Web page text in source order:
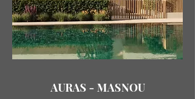
AURAS - MASNOU